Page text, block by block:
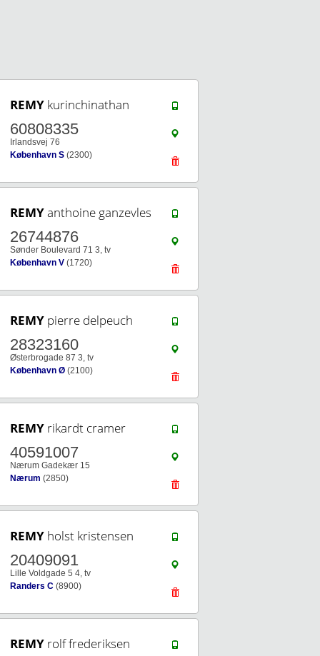
REMY kurinchinathan
60808335
Irlandsvej 76
København S (2300)
REMYanthoine ganzevles
26744876
Sønder Boulevard 71 3, tv
København V (1720)
REMY pierre delpeuch
28323160
Østerbrogade 87 3, tv
København Ø (2100)
REMY rikardt cramer
40591007
Nærum Gadekær 15
Nærum (2850)
REMY holst kristensen
20409091
Lille Voldgade 5 4, tv
Randers C (8900)
REMY rolf frederiksen